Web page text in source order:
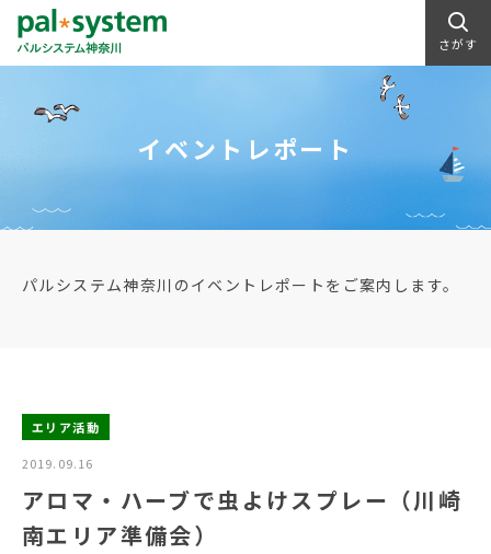
さがす
イベントレポート
パルシステム神奈川のイベントレポートをご案内します。
エリア活動
2019.09.16
アロマ・ハーブで虫よけスプレー（川崎
南エリア準備会）